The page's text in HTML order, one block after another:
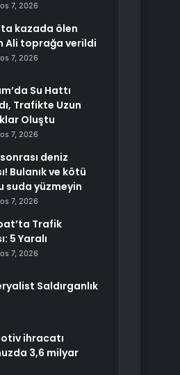
7, 2026
kazada ölen
Ali toprağa verildi
7, 2026
Su Hattı
Trafikte Uzun
Oluştu
7, 2026
sonrası deniz
Bulanık ve kötü
suda yüzmeyin
7, 2026
Trafik
5 Yaralı
7, 2026
Saldırganlık
ihracatı
3,6 milyar